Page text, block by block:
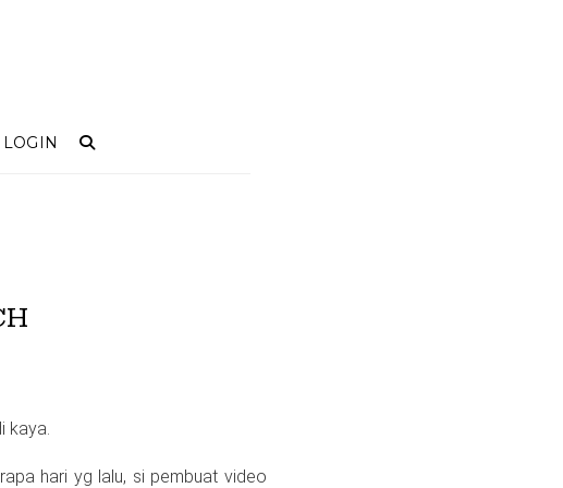
LOGIN
kaya.
hari yg lalu, si pembuat video